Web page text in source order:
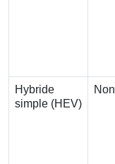
Hybride
simple (HEV)
Non